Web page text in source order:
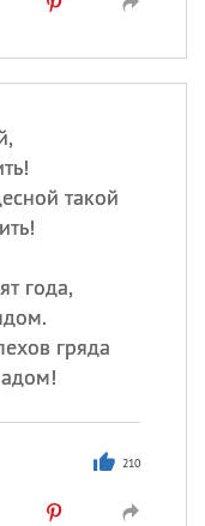
такой
года,
гряда
210